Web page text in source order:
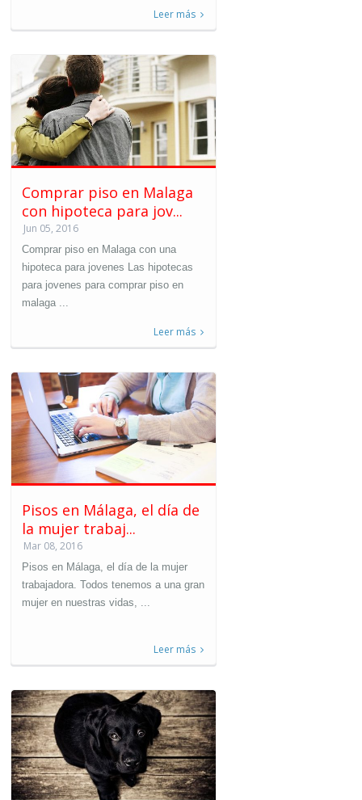
Leer más
Comprar piso en Malaga
con hipoteca para jov...
Jun 05, 2016
Comprar piso en Malaga con una
hipoteca para jovenes Las hipotecas
para jovenes para comprar piso en
malaga ...
Leer más
Pisos en Málaga, el día de
la mujer trabaj...
Mar 08, 2016
Pisos en Málaga, el día de la mujer
trabajadora. Todos tenemos a una gran
mujer en nuestras vidas, ...
Leer más